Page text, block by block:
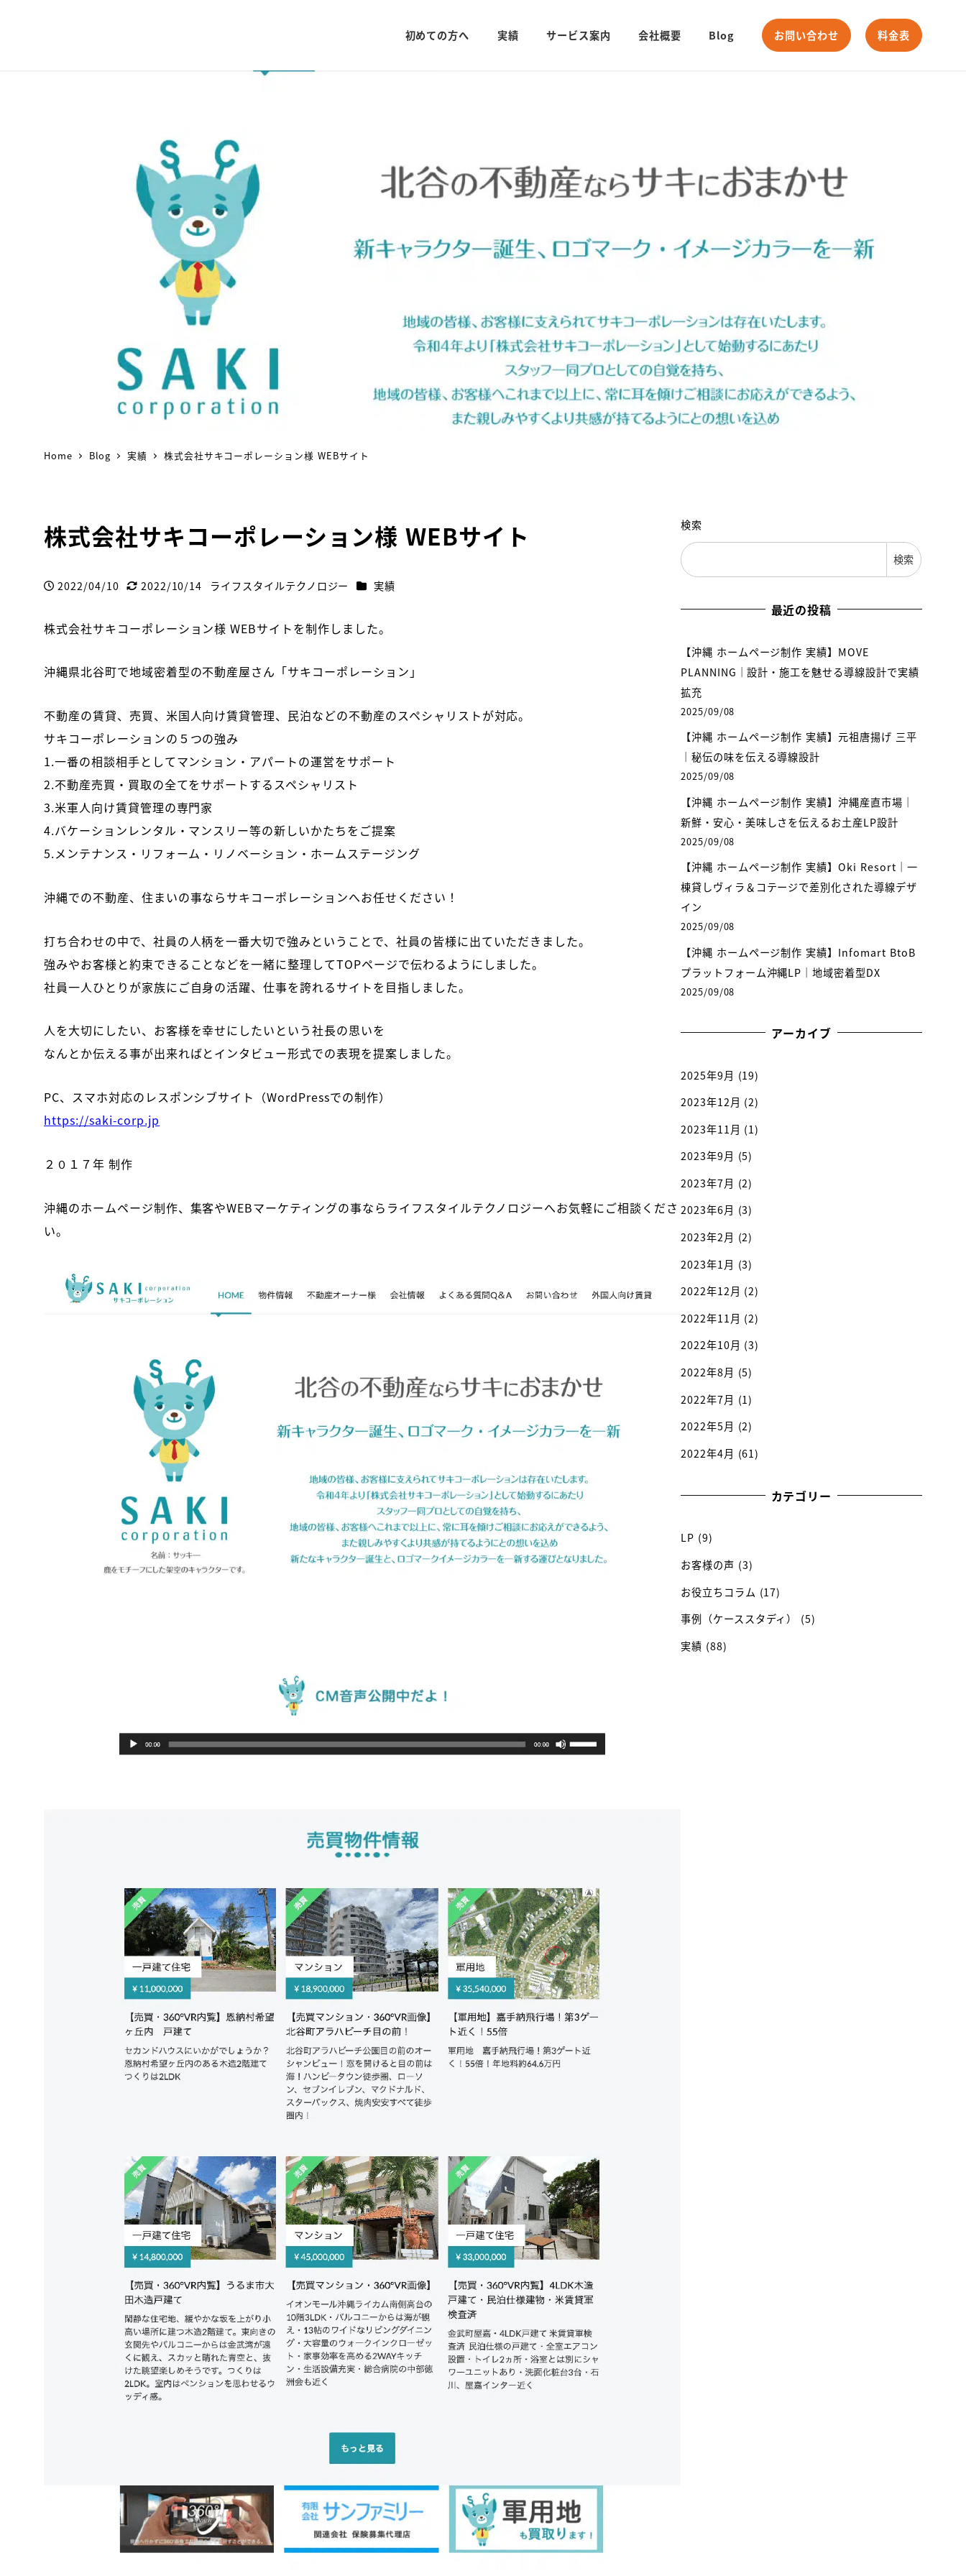
初めての方へ 実績 サービス案内 会社概要 Blog お問い合わせ 料金表
Home Blog 実績 株式会社サキコーポレーション様 WEBサイト
株式会社サキコーポレーション様 WEBサイト
投稿日
2022/04/10
更新日
2022/10/14
著
ライフスタイルテクノロジー カテゴリー
実績
株式会社サキコーポレーション様 WEBサイトを制作しました。
沖縄県北谷町で地域密着型の不動産屋さん「サキコーポレーション」
不動産の賃貸、売買、米国人向け賃貸管理、民泊などの不動産のスペシャリストが対応。
サキコーポレーションの５つの強み
1.一番の相談相手としてマンション・アパートの運営をサポート
2.不動産売買・買取の全てをサポートするスペシャリスト
3.米軍人向け賃貸管理の専門家
4.バケーションレンタル・マンスリー等の新しいかたちをご提案
5.メンテナンス・リフォーム・リノベーション・ホームステージング
沖縄での不動産、住まいの事ならサキコーポレーションへお任せください！
打ち合わせの中で、社員の人柄を一番大切で強みということで、社員の皆様に出ていただきました。
強みやお客様と約束できることなどを一緒に整理してTOPページで伝わるようにしました。
社員一人ひとりが家族にご自身の活躍、仕事を誇れるサイトを目指しました。
人を大切にしたい、お客様を幸せにしたいという社長の思いを
なんとか伝える事が出来ればとインタビュー形式での表現を提案しました。
PC、スマホ対応のレスポンシブサイト（WordPressでの制作）
https://saki-corp.jp
２０１７年 制作
沖縄のホームページ制作、集客やWEBマーケティングの事ならライフスタイルテクノロジーへお気軽にご相談くださ
い。
検索
検索
最近の投稿
【沖縄 ホームページ制作 実績】MOVE
PLANNING｜設計・施工を魅せる導線設計で実績
拡充
2025/09/08
【沖縄 ホームページ制作 実績】元祖唐揚げ 三平
｜秘伝の味を伝える導線設計
2025/09/08
【沖縄 ホームページ制作 実績】沖縄産直市場｜
新鮮・安心・美味しさを伝えるお土産LP設計
2025/09/08
【沖縄 ホームページ制作 実績】Oki Resort｜一
棟貸しヴィラ＆コテージで差別化された導線デザ
イン
2025/09/08
【沖縄 ホームページ制作 実績】Infomart BtoB
プラットフォーム沖縄LP｜地域密着型DX
2025/09/08
アーカイブ
2025年9月 (19)
2023年12月 (2)
2023年11月 (1)
2023年9月 (5)
2023年7月 (2)
2023年6月 (3)
2023年2月 (2)
2023年1月 (3)
2022年12月 (2)
2022年11月 (2)
2022年10月 (3)
2022年8月 (5)
2022年7月 (1)
2022年5月 (2)
2022年4月 (61)
カテゴリー
LP (9)
お客様の声 (3)
お役立ちコラム (17)
事例（ケーススタディ）
(5)
実績 (88)